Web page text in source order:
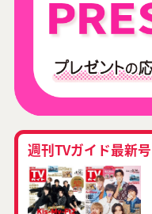
週刊TVガイド最新号